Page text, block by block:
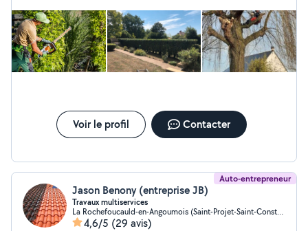
Je recommande.
Voir le profil Contacter
Auto-entrepreneur
Jason Benony (entreprise JB)
Travaux multiservices
La Rochefoucauld-en-Angoumois (Saint-Projet-Saint-Constant)
4,6/5 (29 avis)